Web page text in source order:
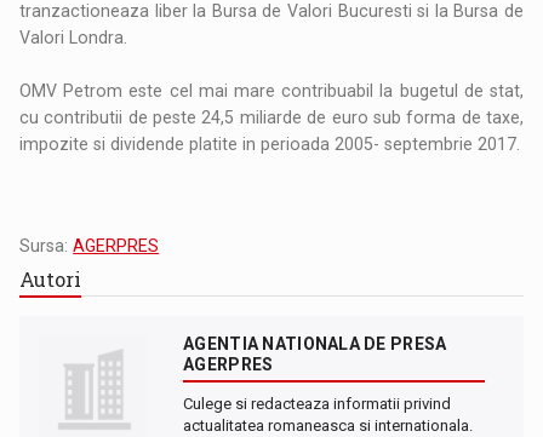
tranzactioneaza liber la Bursa de Valori Bucuresti si la Bursa de
Valori Londra.
OMV Petrom este cel mai mare contribuabil la bugetul de stat,
cu contributii de peste 24,5 miliarde de euro sub forma de taxe,
impozite si dividende platite in perioada 2005- septembrie 2017.
Sursa:AGERPRES
Autori
AGENTIA NATIONALA DE PRESA
AGERPRES
Culege si redacteaza informatii privind
actualitatea romaneasca si internationala.